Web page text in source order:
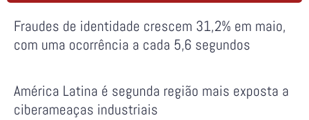
Fraudes de identidade crescem 31,2% em maio,
com uma ocorrência a cada 5,6 segundos
América Latina é segunda região mais exposta a
ciberameaças industriais